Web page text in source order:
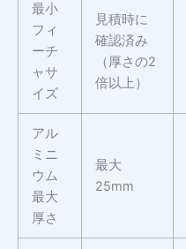
最小
フィ
ーチ
ャサ
イズ
見積時に
確認済み
（厚さの2
倍以上）
アル
ミニ
ウム
最大
厚さ
最大
25mm